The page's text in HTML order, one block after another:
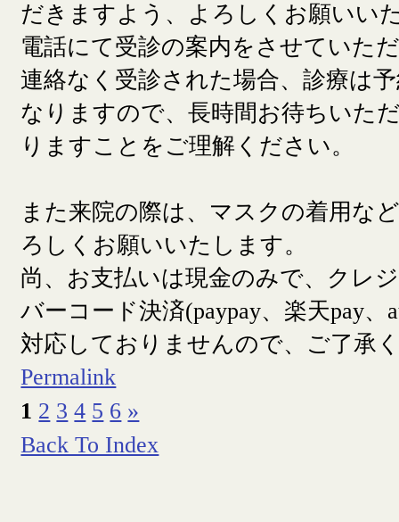
だきますよう、よろしくお願いい
電話にて受診の案内をさせていた
連絡なく受診された場合、診療は
なりますので、長時間お待ちいた
りますことをご理解ください。
また来院の際は、マスクの着用な
ろしくお願いいたします。
尚、お支払いは現金のみで、クレ
バーコード決済(paypay、楽天pay、
対応しておりませんので、ご了承
Permalink
1 2 3 4 5 6 »
Back To Index